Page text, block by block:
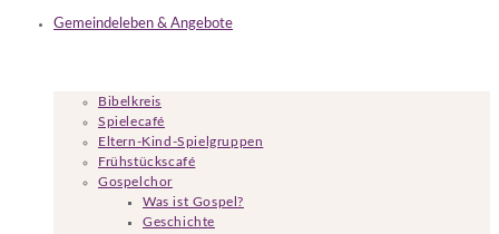
Gemeindeleben & Angebote
Bibelkreis
Spielecafé
Eltern-Kind-Spielgruppen
Frühstückscafé
Gospelchor
Was ist Gospel?
Geschichte